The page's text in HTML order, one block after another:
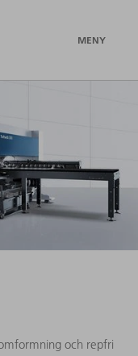
MENY
och repfri